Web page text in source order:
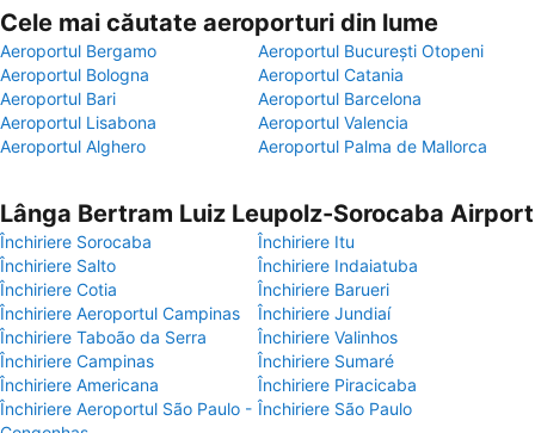
Cele mai căutate aeroporturi din lume
Aeroportul Bergamo
Aeroportul București Otopeni
Aeroportul Bologna
Aeroportul Catania
Aeroportul Bari
Aeroportul Barcelona
Aeroportul Lisabona
Aeroportul Valencia
Aeroportul Alghero
Aeroportul Palma de Mallorca
Lânga Bertram Luiz Leupolz-Sorocaba Airport
Închiriere Sorocaba
Închiriere Itu
Închiriere Salto
Închiriere Indaiatuba
Închiriere Cotia
Închiriere Barueri
Închiriere Aeroportul Campinas
Închiriere Jundiaí
Închiriere Taboão da Serra
Închiriere Valinhos
Închiriere Campinas
Închiriere Sumaré
Închiriere Americana
Închiriere Piracicaba
Închiriere Aeroportul São Paulo - Închiriere São Paulo